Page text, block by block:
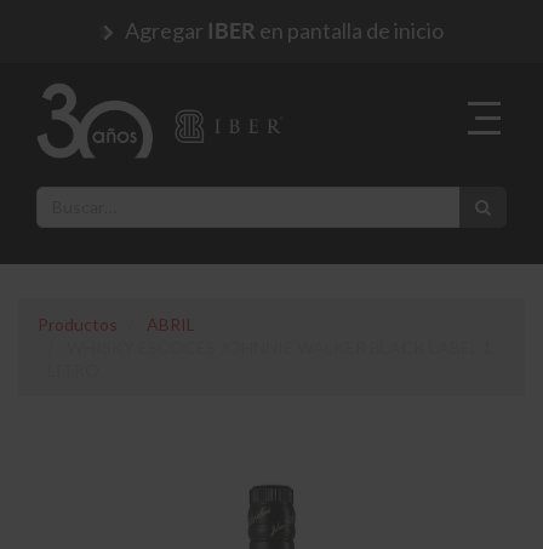
Agregar IBER en pantalla de inicio
Productos
ABRIL